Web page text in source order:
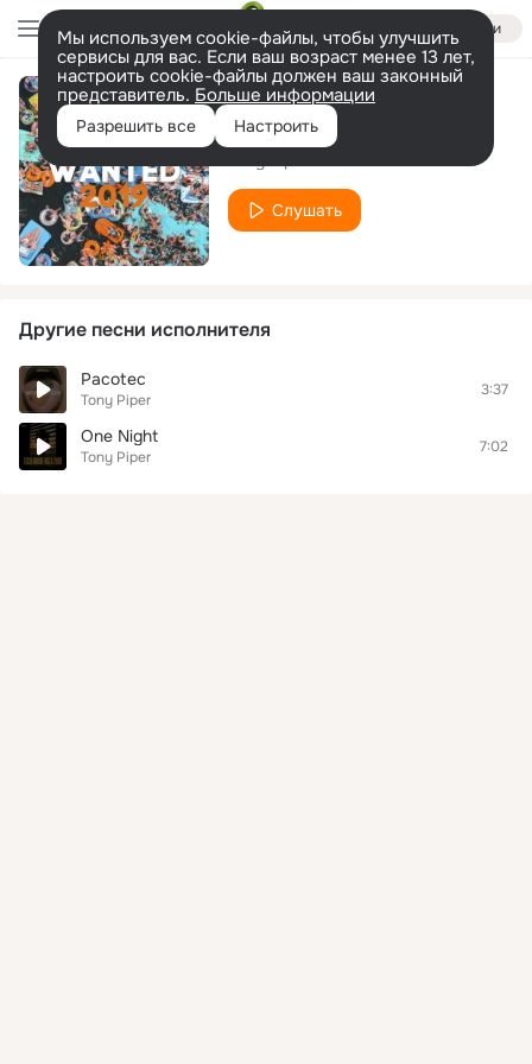
Войти
Мы используем cookie-файлы, чтобы улучшить
сервисы для вас. Если ваш возраст менее 13 лет,
настроить cookie-файлы должен ваш законный
представитель. Больше информации
Разрешить все Настроить
One Night
Слушать
Другие песни исполнителя
Pacotec
Tony Piper
3:37
One Night
Tony Piper
7:02